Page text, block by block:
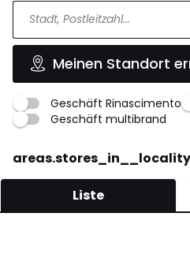
Meinen Standort
Geschäft Rinascimento
Geschäft multibrand
areas.stores_in__locality
Liste